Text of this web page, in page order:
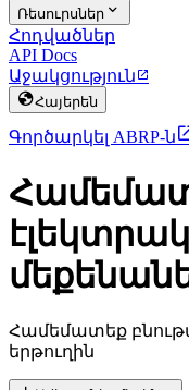
Ռեսուրսներ 
Հոդվածներ
API Docs
Աջակցություն 
Հայերեն
Գործարկել ABRP-ն
Համեմատեք
երթուղին